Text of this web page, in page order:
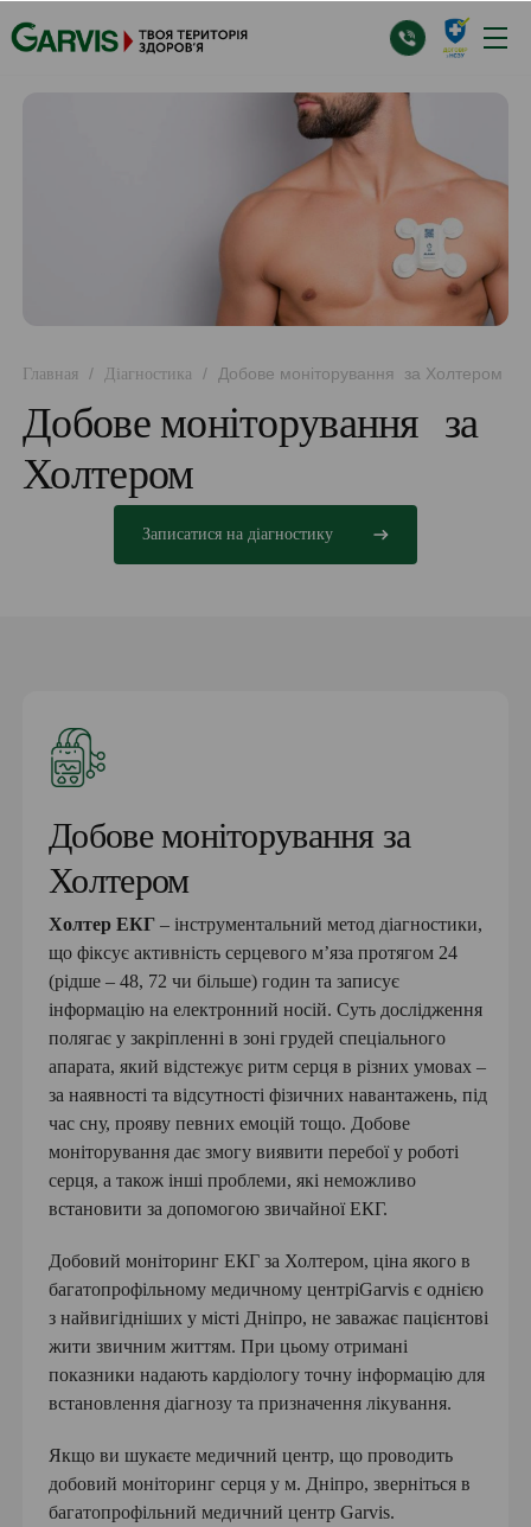
Главная / Діагностика / Добове моніторування за Холтером
Добове моніторування за
Холтером
Записатися на діагностику
Добове моніторування за
Холтером
Холтер ЕКГ – інструментальний метод діагностики,
що фіксує активність серцевого м’яза протягом 24
(рідше – 48, 72 чи більше) годин та записує
інформацію на електронний носій. Суть дослідження
полягає у закріпленні в зоні грудей спеціального
апарата, який відстежує ритм серця в різних умовах –
за наявності та відсутності фізичних навантажень, під
час сну, прояву певних емоцій тощо. Добове
моніторування дає змогу виявити перебої у роботі
серця, а також інші проблеми, які неможливо
встановити за допомогою звичайної ЕКГ.
Добовий моніторинг ЕКГ за Холтером, ціна якого в
багатопрофільному медичному центріGarvis є однією
з найвигідніших у місті Дніпро, не заважає пацієнтові
жити звичним життям. При цьому отримані
показники надають кардіологу точну інформацію для
встановлення діагнозу та призначення лікування.
Якщо ви шукаєте медичний центр, що проводить
добовий моніторинг серця у м. Дніпро, зверніться в
багатопрофільний медичний центр Garvis.